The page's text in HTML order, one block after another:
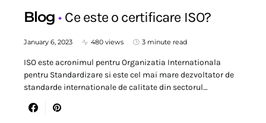
Blog Ce este o certificare ISO?
January 6, 2023 480 views 3 minute read
ISO este acronimul pentru Organizatia Internationala
pentru Standardizare si este cel mai mare dezvoltator de
standarde internationale de calitate din sectorul…